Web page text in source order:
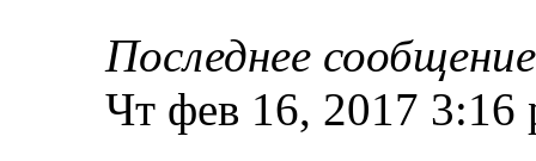
Последнее
Чт фев 16, 2017 3:16